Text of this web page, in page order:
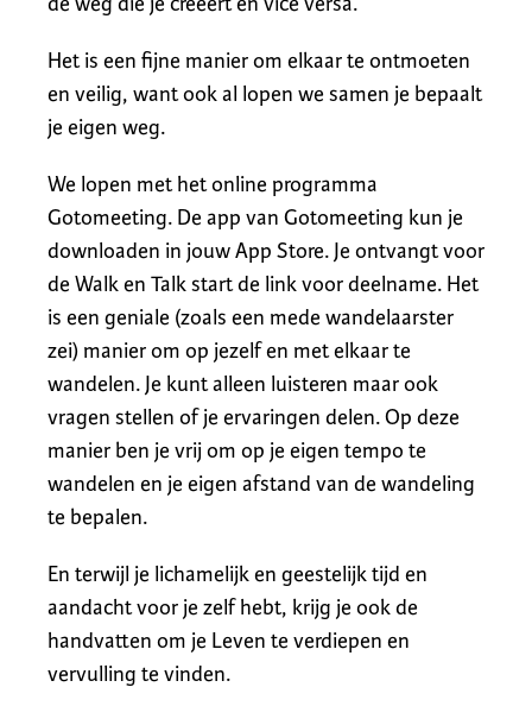
Het is een fijne manier om elkaar te ontmoeten
en veilig, want ook al lopen we samen je bepaalt
je eigen weg.
We lopen met het online programma
Gotomeeting. De app van Gotomeeting kun je
downloaden in jouw App Store. Je ontvangt voor
de Walk en Talk start de link voor deelname. Het
is een geniale (zoals een mede wandelaarster
zei) manier om op jezelf en met elkaar te
wandelen. Je kunt alleen luisteren maar ook
vragen stellen of je ervaringen delen. Op deze
manier ben je vrij om op je eigen tempo te
wandelen en je eigen afstand van de wandeling
te bepalen.
En terwijl je lichamelijk en geestelijk tijd en
aandacht voor je zelf hebt, krijg je ook de
handvatten om je Leven te verdiepen en
vervulling te vinden.